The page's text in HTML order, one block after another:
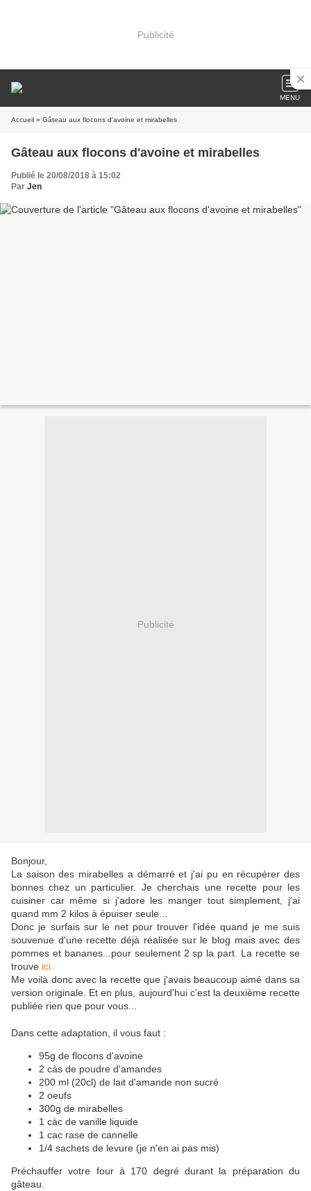
Publicité
MENU
Accueil » Gâteau aux flocons d'avoine et mirabelles
Gâteau aux flocons d'avoine et mirabelles
Publié le 20/08/2018 à 15:02
Par Jen
Publicité
Bonjour,
La saison des mirabelles a démarré et j'ai pu en récupérer des
bonnes chez un particulier. Je cherchais une recette pour les
cuisiner car même si j'adore les manger tout simplement, j'ai
quand mm 2 kilos à épuiser seule...
Donc je surfais sur le net pour trouver l'idée quand je me suis
souvenue d'une recette déjà réalisée sur le blog mais avec des
pommes et bananes...pour seulement 2 sp la part. La recette se
trouve ici.
Me voilà donc avec la recette que j'avais beaucoup aimé dans sa
version originale. Et en plus, aujourd'hui c'est la deuxième recette
publiée rien que pour vous...
Dans cette adaptation, il vous faut :
95g de flocons d'avoine
2 càs de poudre d'amandes
200 ml (20cl) de lait d'amande non sucré
2 oeufs
300g de mirabelles
1 càc de vanille liquide
1 cac rase de cannelle
1/4 sachets de levure (je n'en ai pas mis)
Préchauffer votre four à 170 degré durant la préparation du
gâteau.